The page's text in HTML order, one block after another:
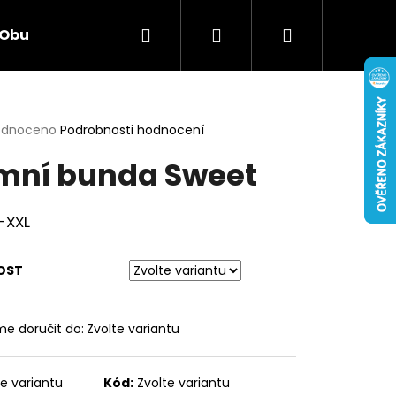
Obuv Smíšené zboží
Hledat PřihlášeníNákupní
Podrobnosti hodnocení
bunda Sweet
doručit do: Zvolte variantu
variantu Kód: Zvolte variantu